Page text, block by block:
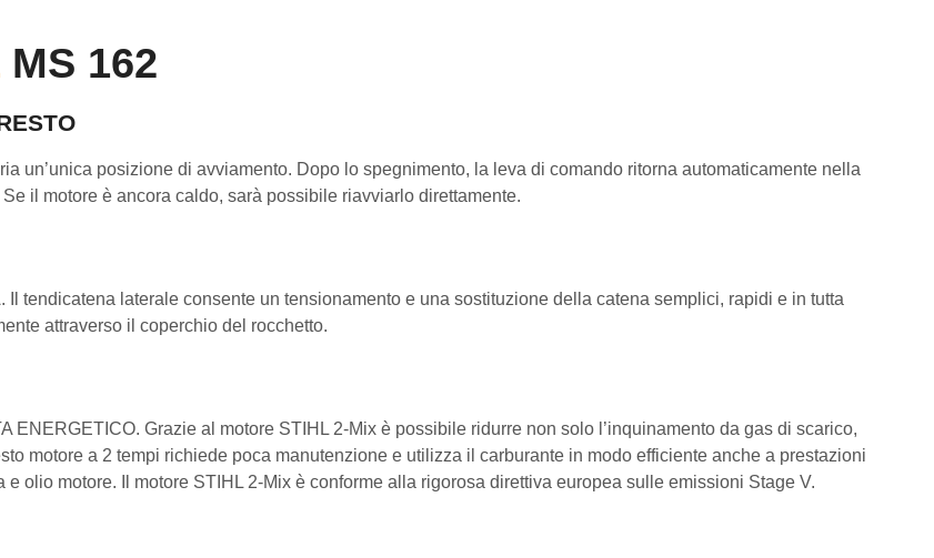
MS 162
un’unica posizione di avviamento. Dopo lo spegnimento, la leva di comando ritorna automaticamente nella
il motore è ancora caldo, sarà possibile riavviarlo direttamente.
tendicatena laterale consente un tensionamento e una sostituzione della catena semplici, rapidi e in tutta
attraverso il coperchio del rocchetto.
ENERGETICO. Grazie al motore STIHL 2-Mix è possibile ridurre non solo l’inquinamento da gas di scarico,
motore a 2 tempi richiede poca manutenzione e utilizza il carburante in modo efficiente anche a prestazioni
olio motore. Il motore STIHL 2-Mix è conforme alla rigorosa direttiva europea sulle emissioni Stage V.